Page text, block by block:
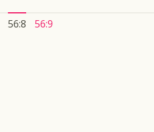
56:8 56:9